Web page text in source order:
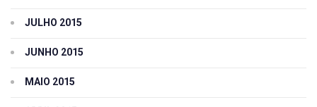
JULHO 2015
JUNHO 2015
MAIO 2015